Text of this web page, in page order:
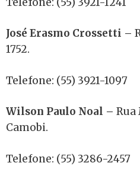
José Erasmo Crossetti –
1752.
Telefone: (55) 3921-1097
Wilson Paulo Noal – Rua
Camobi.
Telefone: (55) 3286-2457